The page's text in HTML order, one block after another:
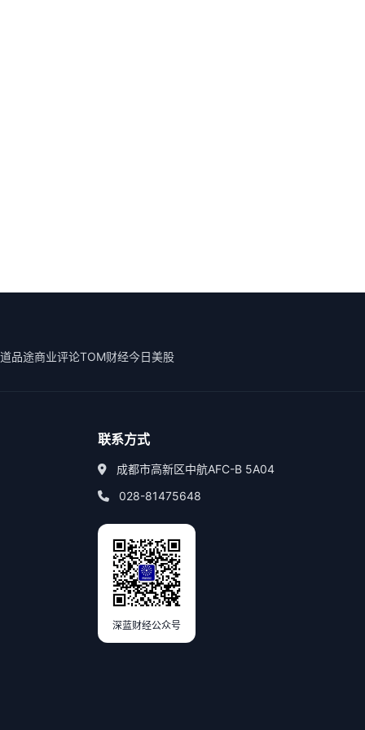
品途商业评论TOM财经今日美股
联系方式
成都市高新区中航AFC-B 5A04
028-81475648
深蓝财经公众号